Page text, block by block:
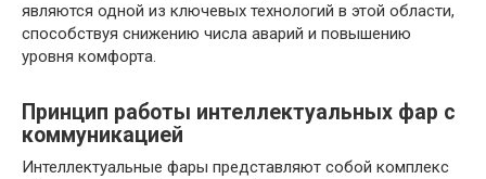
являются одной из ключевых технологий в этой области,
способствуя снижению числа аварий и повышению
уровня комфорта.
Принцип работы интеллектуальных фар с
коммуникацией
Интеллектуальные фары представляют собой комплекс